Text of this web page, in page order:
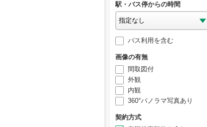
駅・バス停からの時間
バス利用を含む
画像の有無
間取図付
外観
内観
360°パノラマ写真あり
契約方式